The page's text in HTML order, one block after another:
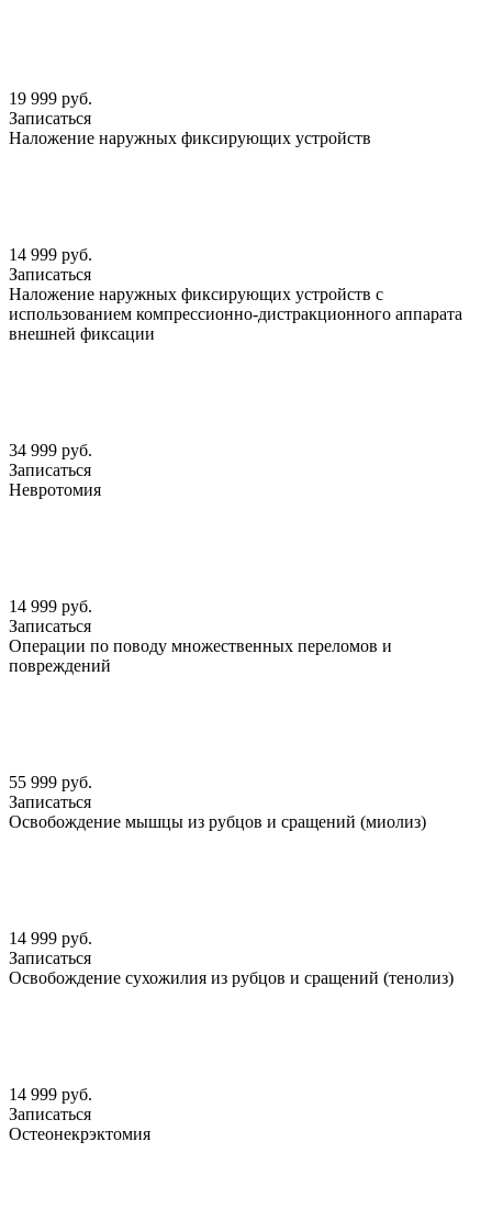
19 999 руб.
Записаться
Наложение наружных фиксирующих устройств
14 999 руб.
Записаться
Наложение наружных фиксирующих устройств с
использованием компрессионно-дистракционного аппарата
внешней фиксации
34 999 руб.
Записаться
Невротомия
14 999 руб.
Записаться
Операции по поводу множественных переломов и
повреждений
55 999 руб.
Записаться
Освобождение мышцы из рубцов и сращений (миолиз)
14 999 руб.
Записаться
Освобождение сухожилия из рубцов и сращений (тенолиз)
14 999 руб.
Записаться
Остеонекрэктомия